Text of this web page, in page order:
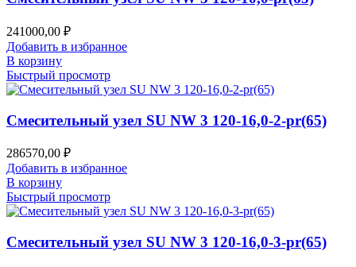
241000,00 ₽
Добавить в избранное
В корзину
Быстрый просмотр
Смесительный узел SU NW 3 120-16,0-2-pr(65)
286570,00 ₽
Добавить в избранное
В корзину
Быстрый просмотр
Смесительный узел SU NW 3 120-16,0-3-pr(65)